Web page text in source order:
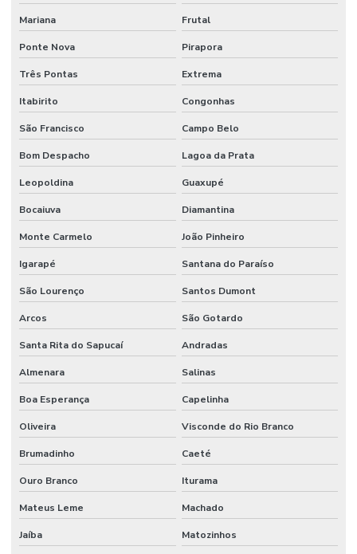
Instalação De Comando Hidráulico Para Máquinas
Instalação De Direção Hidráulica Para Máquinas Pesadas
Instalação De Equipamentos
Junta Cardan Em Minas Gerais
Junta Universal
Lâmina Para Terraplanagem
Lâminas Para Nivelamento De Terrenos Em Minas Gerais
Mangueira 100r7 Alta Pressão
Mangueira 100r7 Preta
Mangueira De Alta Pressão Em Minas Gerais
Mangueira Epdm Para Água Quente Em Minas Gerais
Mangueira Hidráulica
Mangueira Hidráulica 100r14 Alta Pressão
Mangueira Hidráulica 100r15
Mangueira Hidráulica Alta Pressão
Mariana Frutal
Ponte Nova Pirapora
Três Pontas Extrema
Itabirito Congonhas
São Francisco Campo Belo
Bom Despacho Lagoa da Prata
Leopoldina Guaxupé
Bocaiuva Diamantina
Monte Carmelo João Pinheiro
Igarapé Santana do Paraíso
São Lourenço Santos Dumont
Arcos São Gotardo
Santa Rita do Sapucaí Andradas
Almenara Salinas
Boa Esperança Capelinha
Oliveira Visconde do Rio Branco
Brumadinho Caeté
Ouro Branco Iturama
Mateus Leme Machado
Jaíba Matozinhos